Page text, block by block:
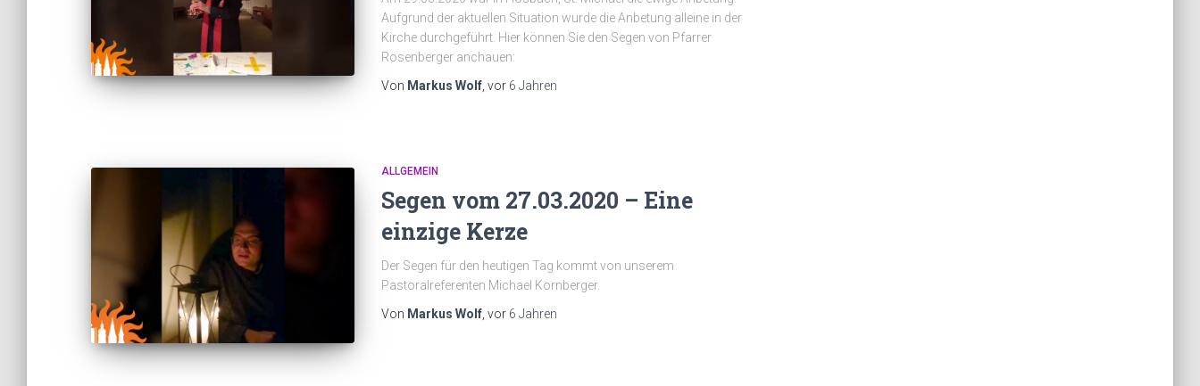
Aufgrund der aktuellen Situation wurde die Anbetung alleine in der
Kirche durchgeführt. Hier können Sie den Segen von Pfarrer
Rosenberger anchauen:
Von Markus Wolf , vor 6 Jahren
ALLGEMEIN
Segen vom 27.03.2020 – Eine
einzige Kerze
Der Segen für den heutigen Tag kommt von unserem
Pastoralreferenten Michael Kornberger.
Von Markus Wolf , vor 6 Jahren